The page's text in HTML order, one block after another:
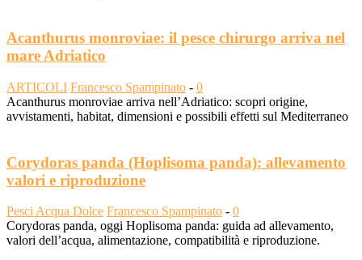
Acanthurus monroviae: il pesce chirurgo arriva nel
mare Adriatico
ARTICOLI Francesco Spampinato - 0
Acanthurus monroviae arriva nell’Adriatico: scopri origine,
avvistamenti, habitat, dimensioni e possibili effetti sul Mediterraneo
Corydoras panda (Hoplisoma panda): allevamento
valori e riproduzione
Pesci Acqua Dolce Francesco Spampinato - 0
Corydoras panda, oggi Hoplisoma panda: guida ad allevamento,
valori dell’acqua, alimentazione, compatibilità e riproduzione.